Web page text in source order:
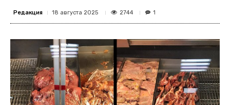
Редакция 18 августа 2025 2744 1